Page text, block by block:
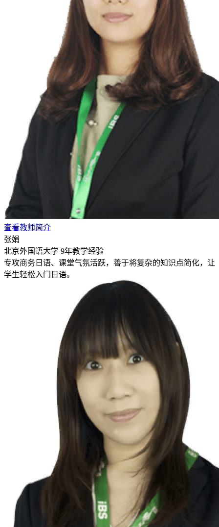
查看教师简介
张娟
北京外国语大学 9年教学经验
专攻商务日语、课堂气氛活跃，善于将复杂的知识点简化，让
学生轻松入门日语。